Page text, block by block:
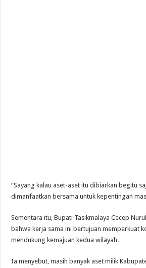
“Sayang kalau aset-aset itu dibiarkan begitu
dimanfaatkan bersama untuk kepentingan
Sementara itu, Bupati Tasikmalaya Cecep
bahwa kerja sama ini bertujuan memperkuat
mendukung kemajuan kedua wilayah.
Ia menyebut, masih banyak aset milik